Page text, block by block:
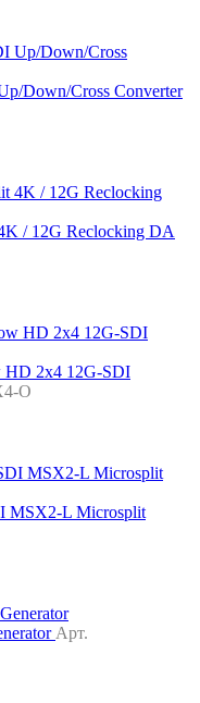
Down/Cross Converter
/ 12G Reclocking DA
HD 2x4 12G-SDI
O
MSX2-L Microsplit
Арт.